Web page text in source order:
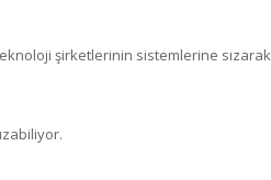
şirketlerinin sistemlerine sızarak